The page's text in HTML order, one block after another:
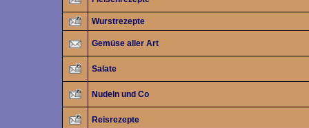
Wurstrezepte
Gemüse aller Art
Salate
Nudeln und Co
Reisrezepte